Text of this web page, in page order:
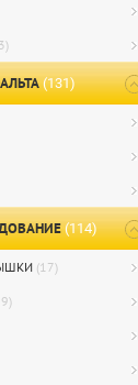
(131)
(114)
(17)